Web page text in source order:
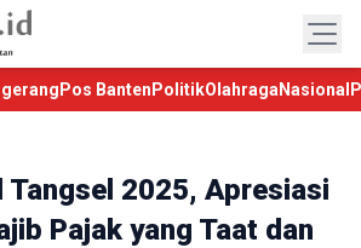
Pos Banten PolitikOlahraga Nasional
Tangsel 2025, Apresiasi
Pajak yang Taat dan